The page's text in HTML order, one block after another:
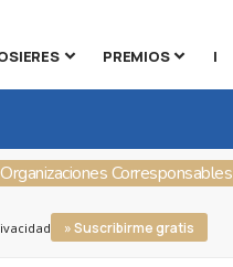
PREMIOS |
Corresponsables
» Suscribirme gratis